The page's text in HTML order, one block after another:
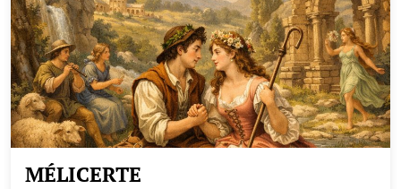
MÉLICERTE